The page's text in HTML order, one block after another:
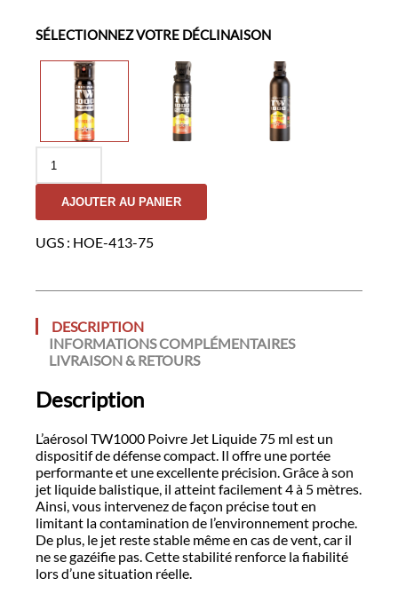
SÉLECTIONNEZ VOTRE DÉCLINAISON
quantité
Aérosol
TW1000
Poivre
Jet
AJOUTER AU PANIER
UGS : HOE-413-75
DESCRIPTION
INFORMATIONS COMPLÉMENTAIRES
LIVRAISON & RETOURS
Description
L’aérosol TW1000 Poivre Jet Liquide 75 ml est un
dispositif de défense compact. Il offre une portée
performante et une excellente précision. Grâce à son
jet liquide balistique, il atteint facilement 4 à 5 mètres.
Ainsi, vous intervenez de façon précise tout en
limitant la contamination de l’environnement proche.
De plus, le jet reste stable même en cas de vent, car il
ne se gazéifie pas. Cette stabilité renforce la fiabilité
lors d’une situation réelle.